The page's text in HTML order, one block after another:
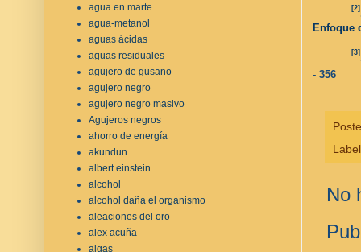
[2]
Enfoque
[3]
- 356
No
agua en marte
agua-metanol
aguas ácidas
aguas residuales
agujero de gusano
agujero negro
agujero negro masivo
Agujeros negros
ahorro de energía
akundun
albert einstein
alcohol
alcohol daña el organismo
aleaciones del oro
alex acuña
algas